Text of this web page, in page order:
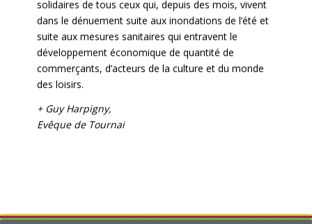
solidaires de tous ceux qui, depuis des mois, vivent
dans le dénuement suite aux inondations de l’été et
suite aux mesures sanitaires qui entravent le
développement économique de quantité de
commerçants, d’acteurs de la culture et du monde
des loisirs.
+ Guy Harpigny,
Evêque de Tournai